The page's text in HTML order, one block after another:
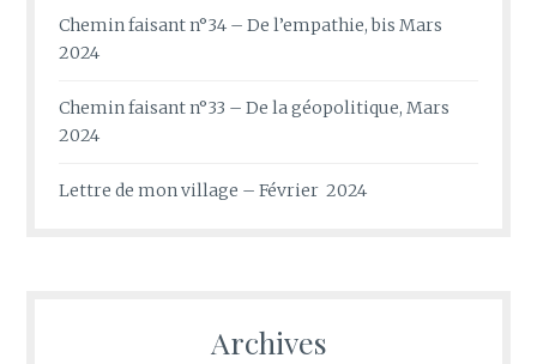
Chemin faisant n°34 – De l’empathie, bis Mars
2024
Chemin faisant n°33 – De la géopolitique, Mars
2024
Lettre de mon village – Février 2024
Archives